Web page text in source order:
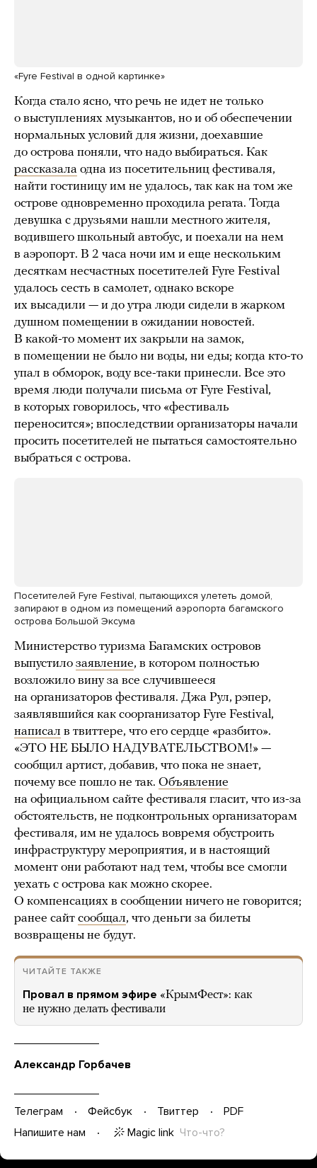
«Fyre Festival в одной картинке»
Когда стало ясно, что речь не идет не только
о выступлениях музыкантов, но и об обеспечении
нормальных условий для жизни, доехавшие
до острова поняли, что надо выбираться. Как
рассказала одна из посетительниц фестиваля,
найти гостиницу им не удалось, так как на том же
острове одновременно проходила регата. Тогда
девушка с друзьями нашли местного жителя,
водившего школьный автобус, и поехали на нем
в аэропорт. В 2 часа ночи им и еще нескольким
десяткам несчастных посетителей Fyre Festival
удалось сесть в самолет, однако вскоре
их высадили — и до утра люди сидели в жарком
душном помещении в ожидании новостей.
В какой-то момент их закрыли на замок,
в помещении не было ни воды, ни еды; когда кто-то
упал в обморок, воду все-таки принесли. Все это
время люди получали письма от Fyre Festival,
в которых говорилось, что «фестиваль
переносится»; впоследствии организаторы начали
просить посетителей не пытаться самостоятельно
выбраться с острова.
Посетителей Fyre Festival, пытающихся улететь домой,
запирают в одном из помещений аэропорта багамского
острова Большой Эксума
Министерство туризма Багамских островов
выпустило заявление, в котором полностью
возложило вину за все случившееся
на организаторов фестиваля. Джа Рул, рэпер,
заявлявшийся как соорганизатор Fyre Festival,
написал в твиттере, что его сердце «разбито».
«ЭТО НЕ БЫЛО НАДУВАТЕЛЬСТВОМ!» —
сообщил артист, добавив, что пока не знает,
почему все пошло не так. Объявление
на официальном сайте фестиваля гласит, что из-за
обстоятельств, не подконтрольных организаторам
фестиваля, им не удалось вовремя обустроить
инфраструктуру мероприятия, и в настоящий
момент они работают над тем, чтобы все смогли
уехать с острова как можно скорее.
О компенсациях в сообщении ничего не говорится;
ранее сайт сообщал, что деньги за билеты
возвращены не будут.
ЧИТАЙТЕ ТАКЖЕ
Провал в прямом эфире «КрымФест»: как
не нужно делать фестивали
Александр Горбачев
Телеграм Фейсбук Твиттер
PDF
Напишите нам
Magic link Что-что?